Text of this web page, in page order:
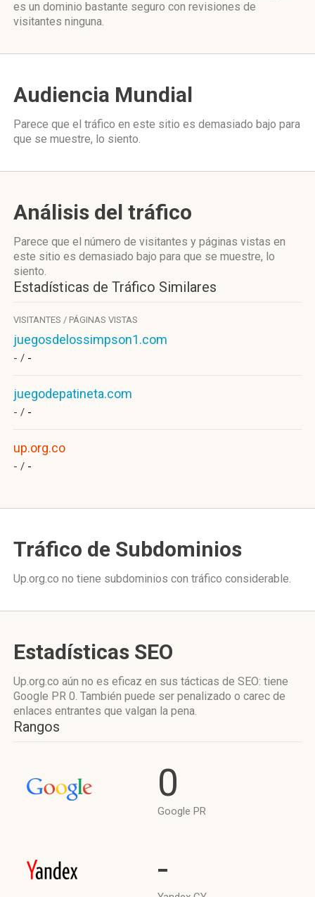
es un dominio bastante seguro con revisiones de
visitantes ninguna.
Audiencia Mundial
Parece que el tráfico en este sitio es demasiado bajo para
que se muestre, lo siento.
Análisis del tráfico
Parece que el número de visitantes y páginas vistas en
este sitio es demasiado bajo para que se muestre, lo
siento.
Estadísticas de Tráfico Similares
VISITANTES / PÁGINAS VISTAS
juegosdelossimpson1.com
- / -
juegodepatineta.com
- / -
up.org.co
- / -
Tráfico de Subdominios
Up.org.co no tiene subdominios con tráfico considerable.
Estadísticas SEO
Up.org.co aún no es eficaz en sus tácticas de SEO: tiene
Google PR 0. También puede ser penalizado o carec de
enlaces entrantes que valgan la pena.
Rangos
0
Google PR
-